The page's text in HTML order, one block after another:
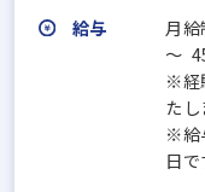
給与
月
～
※経
たし
※給
日で